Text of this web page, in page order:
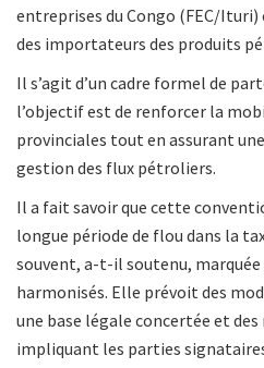
entreprises du Congo (FEC/
des importateurs des produits
Il s’agit d’un cadre formel de
l’objectif est de renforcer la
provinciales tout en assurant
gestion des flux pétroliers.
Il a fait savoir que cette
longue période de flou dans la
souvent, a-t-il soutenu,
harmonisés. Elle prévoit des
une base légale concertée et des
impliquant les parties